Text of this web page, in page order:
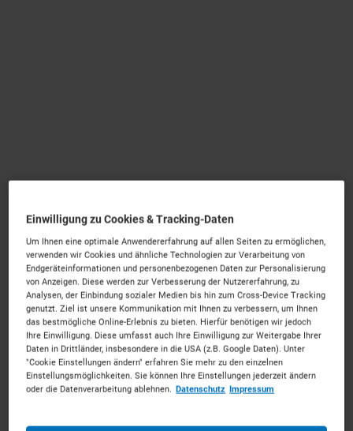
Autor
Burcu
Veröffentlicht am
13 Juni 2025
Baustelle
Die versteckten Kosten beim Kauf von
Einwilligung zu Cookies & Tracking-Daten
Um Ihnen eine optimale Anwendererfahrung auf allen Seiten zu ermöglichen,
verwenden wir Cookies und ähnliche Technologien zur Verarbeitung von
Endgeräteinformationen und personenbezogenen Daten zur Personalisierung
von Anzeigen. Diese werden zur Verbesserung der Nutzererfahrung, zu
Analysen, der Einbindung sozialer Medien bis hin zum Cross-Device Tracking
genutzt. Ziel ist unsere Kommunikation mit Ihnen zu verbessern, um Ihnen
das bestmögliche Online-Erlebnis zu bieten. Hierfür benötigen wir jedoch
Ihre Einwilligung. Diese umfasst auch Ihre Einwilligung zur Weitergabe Ihrer
Daten in Drittländer, insbesondere in die USA (z.B. Google Daten). Unter
"Cookie Einstellungen ändern" erfahren Sie mehr zu den einzelnen
Einstellungsmöglichkeiten. Sie können Ihre Einstellungen jederzeit ändern
oder die Datenverarbeitung ablehnen. Datenschutz Impressum